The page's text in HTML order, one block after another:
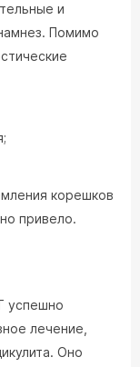
и
Помимо
корешков
привело.
успешно
лечение,
Оно